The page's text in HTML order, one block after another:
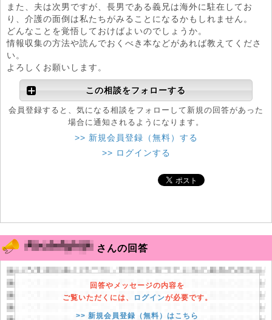
また、夫は次男ですが、長男である義兄は海外に駐在してお
り、介護の面倒は私たちがみることになるかもしれません。
どんなことを覚悟しておけばよいのでしょうか。
情報収集の方法や読んでおくべき本などがあれば教えてくださ
い。
よろしくお願いします。
この相談をフォローする
会員登録すると、気になる相談をフォローして新規の回答があった
場合に通知されるようになります。
>> 新規会員登録（無料）する
>> ログインする
さんの回答
回答やメッセージの内容を
ご覧いただくには、
ログインが必要です。
>> 新規会員登録（無料）はこちら